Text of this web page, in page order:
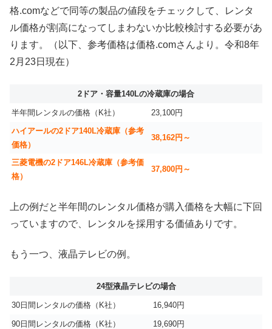
格.comなどで同等の製品の値段をチェックして、レンタ
ル価格が割高になってしまわないか比較検討する必要があ
ります。（以下、参考価格は価格.comさんより。令和8年
2月23日現在）
2ドア・容量140Lの冷蔵庫の場合
半年間レンタルの価格（K社）
23,100円
ハイアールの2ドア140L冷蔵庫（参考
価格）
38,162円～
三菱電機の2ドア146L冷蔵庫（参考価
格）
37,800円～
上の例だと半年間のレンタル価格が購入価格を大幅に下回
っていますので、レンタルを採用する価値ありです。
もう一つ、液晶テレビの例。
24型液晶テレビの場合
30日間レンタルの価格（K社） 16,940円
90日間レンタルの価格（K社） 19,690円